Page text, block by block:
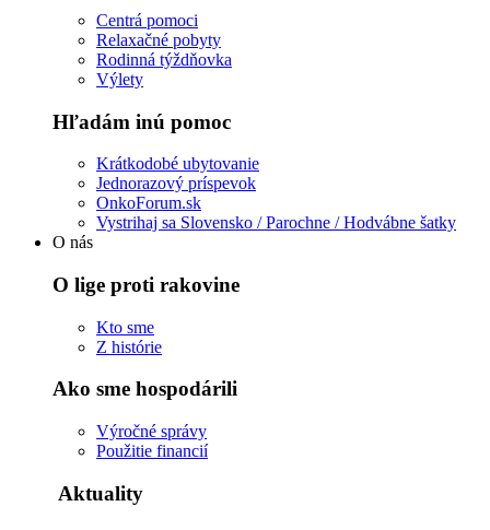
Centrá pomoci
Relaxačné pobyty
Rodinná týždňovka
Výlety
Hľadám inú pomoc
Krátkodobé ubytovanie
Jednorazový príspevok
OnkoForum.sk
Vystrihaj sa Slovensko / Parochne / Hodvábne šatky
O nás
O lige proti rakovine
Kto sme
Z histórie
Ako sme hospodárili
Výročné správy
Použitie financií
Aktuality